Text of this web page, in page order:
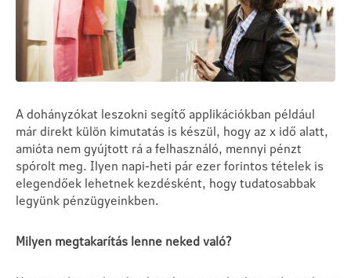
A dohányzókat leszokni segítő applikációkban például
már direkt külön kimutatás is készül, hogy az x idő alatt,
amióta nem gyújtott rá a felhasználó, mennyi pénzt
spórolt meg. Ilyen napi-heti pár ezer forintos tételek is
elegendőek lehetnek kezdésként, hogy tudatosabbak
legyünk pénzügyeinkben.
Milyen megtakarítás lenne neked való?